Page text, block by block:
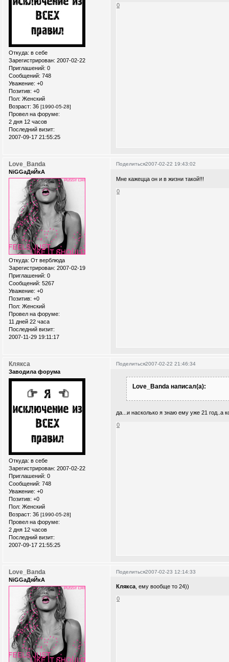
Откуда: в себе
Зарегистрирован: 2007-02-22
Приглашений: 0
Сообщений: 748
Уважение: +0
Позитив: +0
Пол: Женский
Возраст: 36 [1990-05-28]
Провел на форуме:
2 дня 12 часов
Последний визит:
2007-09-17 21:55:25
0
Поделиться2007-02-22 19:43:02
Love_Banda
NiGGaДяЙкА
Откуда: От верблюда
Зарегистрирован: 2007-02-19
Приглашений: 0
Сообщений: 5267
Уважение: +0
Позитив: +0
Пол: Женский
Провел на форуме:
11 дней 22 часа
Последний визит:
2007-11-29 19:11:17
Мне кажецца он и в жизни такой!!!
0
Поделиться2007-02-22 21:46:34
Клякса
Заводила форума
Откуда: в себе
Зарегистрирован: 2007-02-22
Приглашений: 0
Сообщений: 748
Уважение: +0
Позитив: +0
Пол: Женский
Возраст: 36 [1990-05-28]
Провел на форуме:
2 дня 12 часов
Последний визит:
2007-09-17 21:55:25
Love_Banda написал(а):
да...и насколько я знаю ему уже 21 год..а
0
Поделиться2007-02-23 12:14:33
Love_Banda
NiGGaДяЙкА
Клякса , ему вообще то 24))
0